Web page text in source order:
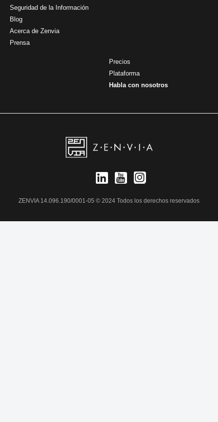
Seguridad de la Información
Blog
Acerca de Zenvia
Prensa
Precios
Plataforma
Habla con nosotros
ZENVIA 14.096.190/0001-05 © 2024 Todos los derechos reservados